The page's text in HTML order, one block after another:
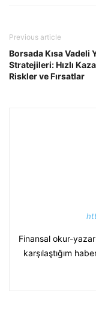
Previous article
Borsada Kısa Vadeli
Stratejileri: Hızlı
Riskler ve Fırsatlar
Finansal okur-
karşılaştığım